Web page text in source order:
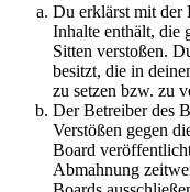
Du erklärst mit der
Inhalte enthält, die
Sitten verstoßen.
besitzt, die in
zu setzen bzw. zu
Der Betreiber des
Verstößen gegen
Board
Abmahnung